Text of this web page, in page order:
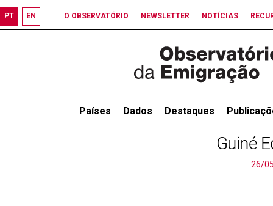
PT EN O OBSERVATÓRIO NEWSLETTER NOTÍCIAS
Países Dados Destaques
Guiné
26/